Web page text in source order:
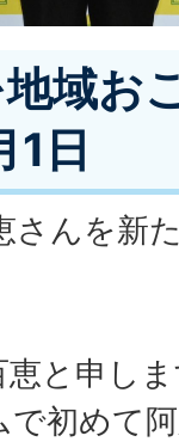
域お
日
さんを新
と申し
初めて